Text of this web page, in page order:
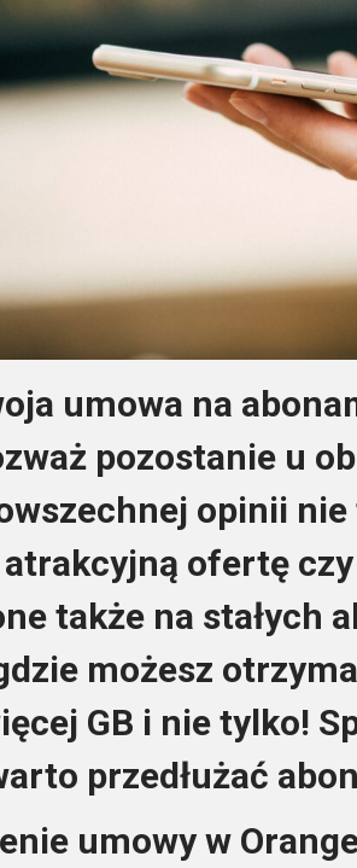
umowa na
pozostanie u
opinii
ofertę
także na stałych
możesz
GB i nie tylko!
przedłużać
umowy w